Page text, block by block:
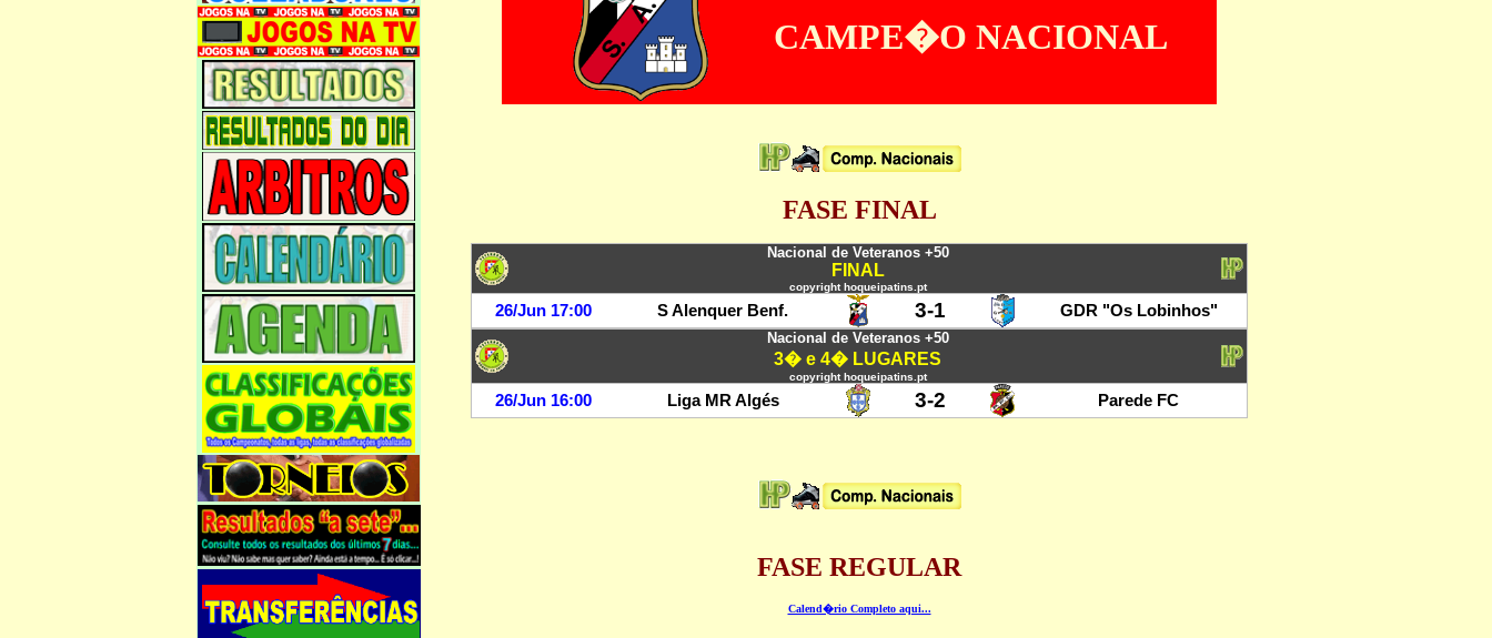
CAMPE�O NACIONAL
FASE FINAL
Nacional de Veteranos +50
FINAL
copyright hoqueipatins.pt
26/Jun 17:00 S Alenquer Benf. 3-1 GDR "Os Lobinhos"
Nacional de Veteranos +50
3� e 4� LUGARES
copyright hoqueipatins.pt
26/Jun 16:00 Liga MR Algés 3-2 Parede FC
FASE REGULAR
Calend�rio Completo aqui...